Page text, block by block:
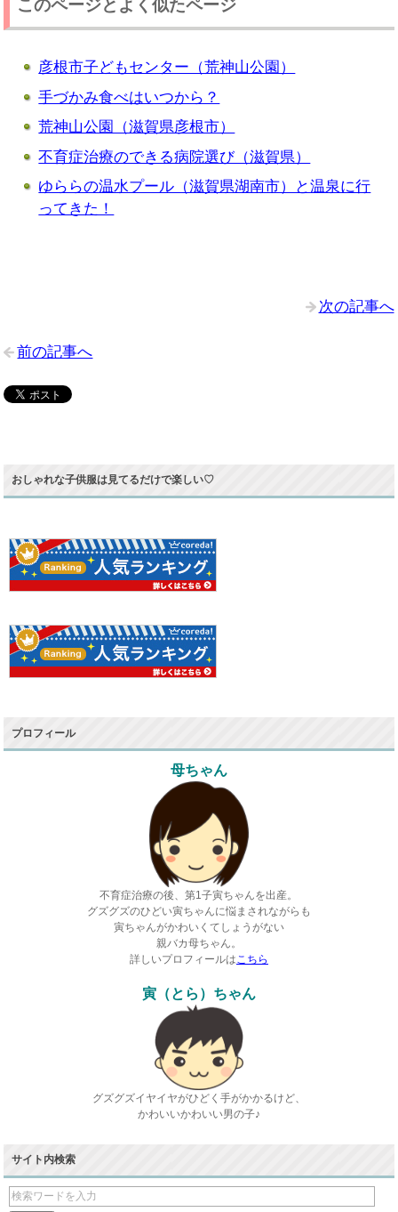
このページとよく似たページ
彦根市子どもセンター（荒神山公園）
手づかみ食べはいつから？
荒神山公園（滋賀県彦根市）
不育症治療のできる病院選び（滋賀県）
ゆららの温水プール（滋賀県湖南市）と温泉に行
ってきた！
次の記事へ
前の記事へ
おしゃれな子供服は見てるだけで楽しい♡
プロフィール
母ちゃん
不育症治療の後、第1子寅ちゃんを出産。
グズグズのひどい寅ちゃんに悩まされながらも
寅ちゃんがかわいくてしょうがない
親バカ母ちゃん。
詳しいプロフィールはこちら
寅（とら）ちゃん
グズグズイヤイヤがひどく手がかかるけど、
かわいいかわいい男の子♪
サイト内検索